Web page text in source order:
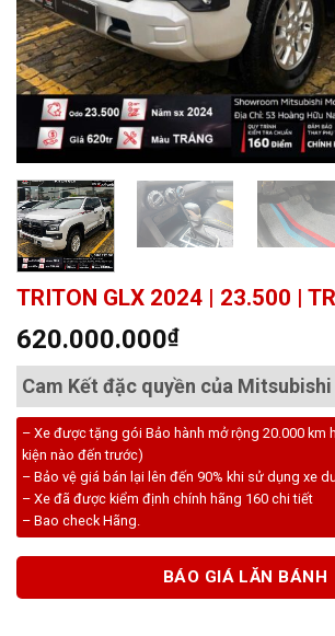
TRITON GLX 2024 | 23.500 |
620.000.000₫
Cam Kết đặc quyền của
– Xe được tặng gói Bảo hành mở rộng 20.000 km
kiện nào đến trước)
– Bảo vệ giá bán lại lên đến 90% khi sử dụng xe
– Xe đã được kiểm định chính hãng 160 chi tiết
– Bao check Hãng.
BÁO GIÁ LĂN BÁNH